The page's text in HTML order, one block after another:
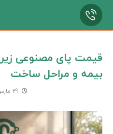
بیمه و مراحل ساخت
29 مارس 2024